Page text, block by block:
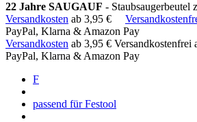
22 Jahre SAUGAUF - Staubsaugerbeutel
Versandkosten ab 3,95 €
PayPal, Klarna & Amazon Pay
Versandkosten ab 3,95 € Versandkostenfrei
PayPal, Klarna & Amazon Pay
F
passend für Festool